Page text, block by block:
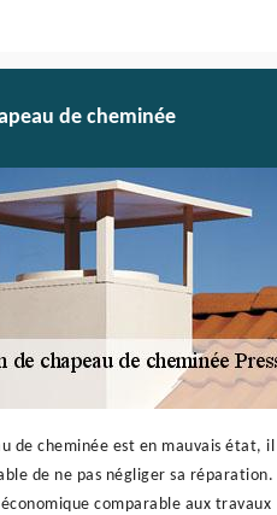
de cheminée
de cheminée est en mauvais état, il
de ne pas négliger sa réparation.
comparable aux travaux